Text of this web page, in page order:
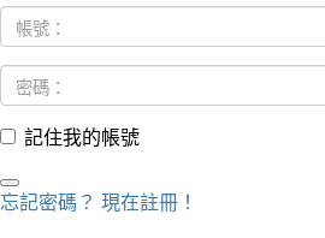
記住我的帳號
忘記密碼？ 現在註冊！